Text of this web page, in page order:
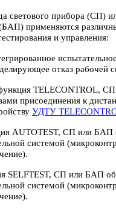
светового прибора (СП)
применяются
и управления:
отказ рабочей
TELECONTROL,
присоединения к
УДТУ
AUTOTEST, СП или БАП
системой
SELFTEST, СП или БАП
системой